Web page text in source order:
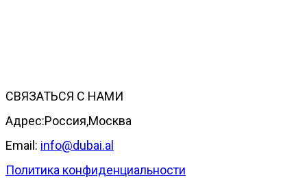
СВЯЗАТЬСЯ С НАМИ
Адрес:Россия,Москва
Email: info@dubai.al
Политика конфиденциальности